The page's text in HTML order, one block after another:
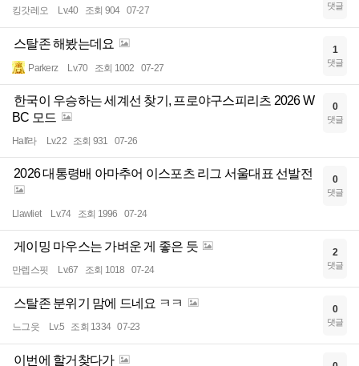
킹갓레오 Lv.40 조회 904 07-27 댓글
스탈존 해봤는데요
Parkerz Lv.70 조회 1002 07-27
1
댓글
한국이 우승하는 세계선 찾기, 프로야구스피리츠 2026 W
BC 모드
Half라 Lv.22 조회 931 07-26
0
댓글
2026 대통령배 아마추어 이스포츠 리그 서울대표 선발전
Llawliet Lv.74 조회 1996 07-24
0
댓글
게이밍 마우스는 가벼운 게 좋은 듯
만렙스핏 Lv.67 조회 1018 07-24
2
댓글
스탈존 분위기 맘에 드네요 ㅋㅋ
느그읏 Lv.5 조회 1334 07-23
0
댓글
이번에 할거찾다가